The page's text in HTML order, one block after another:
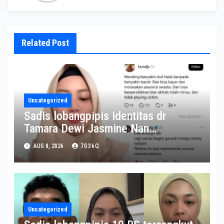
Related Post
Uncategorized
Sadis lobangpipis identitas dr
Tamara Dewi Jasmine Nan
berkomentar sadis ke pasien BPJS
dan dipecat RS Pusri
AUG 8, 2026 7G36Q
Uncategorized